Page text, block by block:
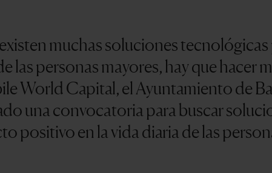
muchas soluciones
las personas mayores, hay que hacer
World Capital, el Ayuntamiento de
una convocatoria para buscar
positivo en la vida diaria de las